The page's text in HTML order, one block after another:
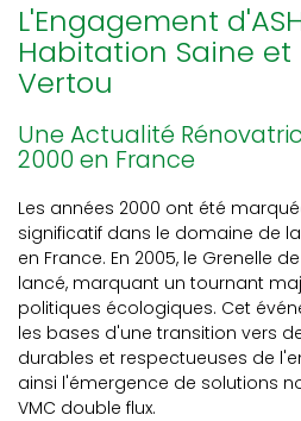
L'Engagement
Habitation Saine
Vertou
Une Actualité
2000 en France
Les années 2000 ont été
significatif dans le domaine de
en France. En 2005, le Grenelle
lancé, marquant un tournant
politiques écologiques. Cet
les bases d'une transition vers
durables et respectueuses de
ainsi l'émergence de solutions
VMC double flux.